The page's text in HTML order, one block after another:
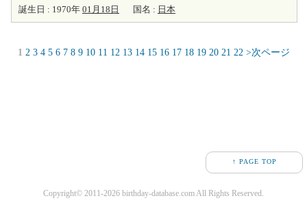
誕生日 : 1970年 01月18日 国名 : 日本
1 2 3 4 5 6 7 8 9 10 11 12 13 14 15 16 17 18 19 20 21 22 >次ページ
↑ PAGE TOP
Copyright© 2011-2026 birthday-database.com All Rights Reserved.